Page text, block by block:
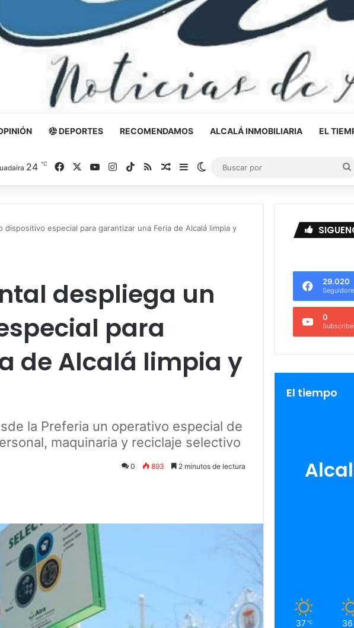
DEPORTES RECOMENDAMOS ALCALÁ INMOBILIARIA EL
24 ℃ FacebookYouTubeInstagram
TikTokRSSNoticia al azar
Barra lateral
Switch skin
especial para garantizar una Feria de Alcalá limpia y
despliega un
para
de Alcalá limpia y
la Preferia un operativo especial de
maquinaria y reciclaje selectivo
0 893 2 minutos de lectura
29.020
0
El tiempo
37 ℃ 36